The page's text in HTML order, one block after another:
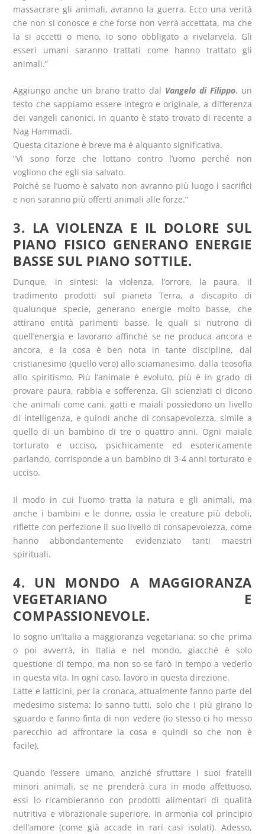
massacrare gli animali, avranno la guerra. Ecco una verità
che non si conosce e che forse non verrà accettata, ma che
la si accetti o meno, io sono obbligato a rivelarvela. Gli
esseri umani saranno trattati come hanno trattato gli
animali.”
Aggiungo anche un brano tratto dal Vangelo di Filippo, un
testo che sappiamo essere integro e originale, a differenza
dei vangeli canonici, in quanto è stato trovato di recente a
Nag Hammadi.
Questa citazione è breve ma è alquanto significativa.
“Vi sono forze che lottano contro l’uomo perché non
vogliono che egli sia salvato.
Poiché se l’uomo è salvato non avranno più luogo i sacrifici
e non saranno più offerti animali alle forze.”
3. LA VIOLENZA E IL DOLORE SUL
PIANO FISICO GENERANO ENERGIE
BASSE SUL PIANO SOTTILE.
Dunque, in sintesi: la violenza, l’orrore, la paura, il
tradimento prodotti sul pianeta Terra, a discapito di
qualunque specie, generano energie molto basse, che
attirano entità parimenti basse, le quali si nutrono di
quell’energia e lavorano affinché se ne produca ancora e
ancora, e la cosa è ben nota in tante discipline, dal
cristianesimo (quello vero) allo sciamanesimo, dalla teosofia
allo spiritismo. Più l’animale è evoluto, più è in grado di
provare paura, rabbia e sofferenza. Gli scienziati ci dicono
che animali come cani, gatti e maiali possiedono un livello
di intelligenza, e quindi anche di consapevolezza, simile a
quello di un bambino di tre o quattro anni. Ogni maiale
torturato e ucciso, psichicamente ed esotericamente
parlando, corrisponde a un bambino di 3-4 anni torturato e
ucciso.
Il modo in cui l’uomo tratta la natura e gli animali, ma
anche i bambini e le donne, ossia le creature più deboli,
riflette con perfezione il suo livello di consapevolezza, come
hanno abbondantemente evidenziato tanti maestri
spirituali.
4. UN MONDO A MAGGIORANZA
VEGETARIANO E
COMPASSIONEVOLE.
Io sogno un’Italia a maggioranza vegetariana: so che prima
o poi avverrà, in Italia e nel mondo, giacché è solo
questione di tempo, ma non so se farò in tempo a vederlo
in questa vita. In ogni caso, lavoro in questa direzione.
Latte e latticini, per la cronaca, attualmente fanno parte del
medesimo sistema; lo sanno tutti, solo che i più girano lo
sguardo e fanno finta di non vedere (io stesso ci ho messo
parecchio ad affrontare la cosa e quindi so che non è
facile).
Quando l’essere umano, anziché sfruttare i suoi fratelli
minori animali, se ne prenderà cura in modo affettuoso,
essi lo ricambieranno con prodotti alimentari di qualità
nutritiva e vibrazionale superiore, in armonia col principio
dell’amore (come già accade in rari casi isolati). Adesso,